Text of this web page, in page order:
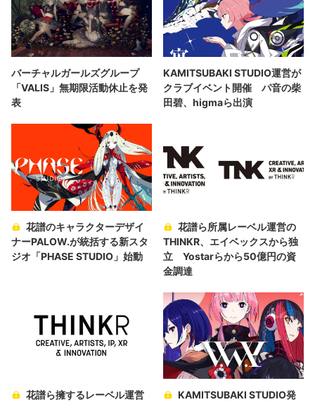
バーチャルガールズグループ
「VALIS」無期限活動休止を発
表
KAMITSUBAKI STUDIO運営が
クラブイベント開催 パ音の柴
田碧、higmaら出演
花譜のキャラクターデザイ
ナーPALOW.が統括する新スタ
ジオ「PHASE STUDIO」始動
花譜ら所属レーベル運営の
THINKR、エイベックスから独
立 Yostarらから50億円の資
金調達
花譜ら擁するレーベル運営
KAMITSUBAKI STUDIO発